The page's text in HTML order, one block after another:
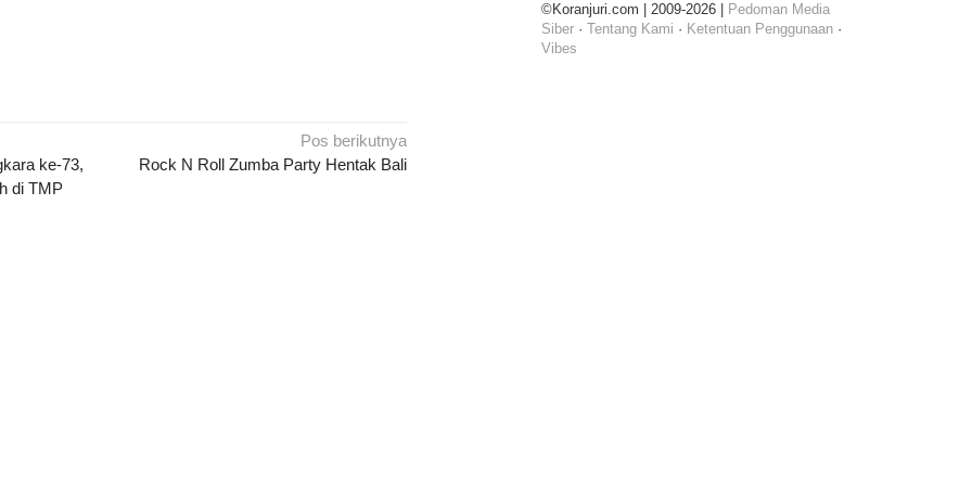
ke-73,
di TMP
Pos berikutnya
Rock N Roll Zumba Party Hentak Bali
©Koranjuri.com | 2009-2026 | Pedoman Media
Siber ·Tentang Kami · Ketentuan Penggunaan ·
Vibes